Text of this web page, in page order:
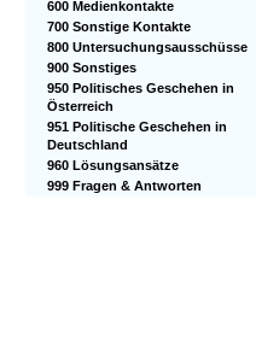
600 Medienkontakte
700 Sonstige Kontakte
800 Untersuchungsausschüsse
900 Sonstiges
950 Politisches Geschehen in
Österreich
951 Politische Geschehen in
Deutschland
960 Lösungsansätze
999 Fragen & Antworten